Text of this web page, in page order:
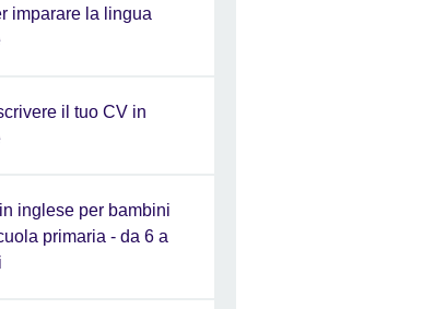
imparare la lingua
il tuo CV in
inglese per bambini
primaria - da 6 a